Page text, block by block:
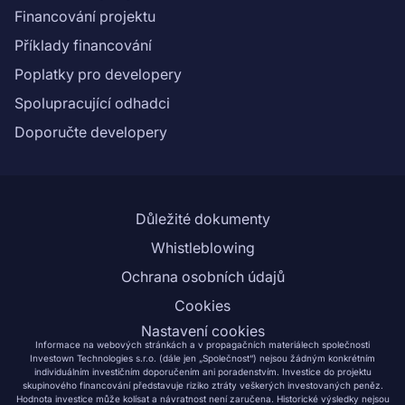
Financování projektu
Příklady financování
Poplatky pro developery
Spolupracující odhadci
Doporučte developery
Důležité dokumenty
Whistleblowing
Ochrana osobních údajů
Cookies
Nastavení cookies
Informace na webových stránkách a v propagačních materiálech společnosti
Investown Technologies s.r.o. (dále jen „Společnost“) nejsou žádným konkrétním
individuálním investičním doporučením ani poradenstvím. Investice do projektu
skupinového financování představuje riziko ztráty veškerých investovaných peněz.
Hodnota investice může kolísat a návratnost není zaručena. Historické výsledky nejsou